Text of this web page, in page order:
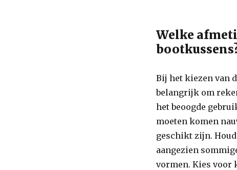
Welke
Bij het kiezen van
belangrijk om
het beoogde
moeten komen
geschikt zijn.
aangezien
vormen. Kies voor